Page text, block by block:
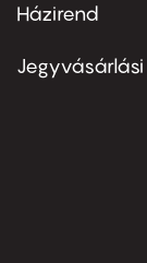
Footer
second
Házirend